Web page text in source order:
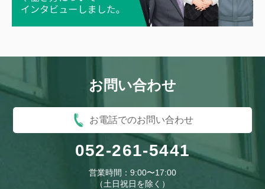
お問い合わせ
お電話でのお問い合わせ
052-261-5441
営業時間：9:00〜17:00
（土日祝日を除く）